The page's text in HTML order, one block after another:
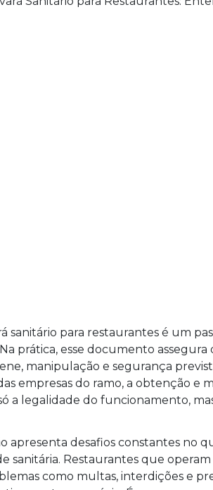
sanitário para restaurantes é um
prática, esse documento
manipulação e segurança
empresas do ramo, a obtenção e
a legalidade do funcionamento,
apresenta desafios constantes no
sanitária. Restaurantes que
como multas, interdições e